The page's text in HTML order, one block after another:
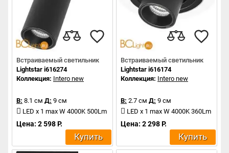
Встраиваемый светильник
Lightstar i616274
Коллекция: Intero new
В: 8.1 см Д: 9 см
LED x 1 max W 4000K 500Lm
Цена: 2 598 Р.
Купить
Встраиваемый светильник
Lightstar i616174
Коллекция: Intero new
В: 2.7 см Д: 9 см
LED x 1 max W 4000K 360Lm
Цена: 2 298 Р.
Купить